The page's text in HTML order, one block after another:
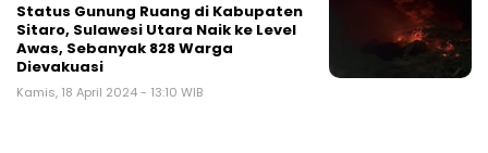
Status Gunung Ruang di Kabupaten
Sitaro, Sulawesi Utara Naik ke Level
Awas, Sebanyak 828 Warga
Dievakuasi
Kamis, 18 April 2024 - 13:10 WIB